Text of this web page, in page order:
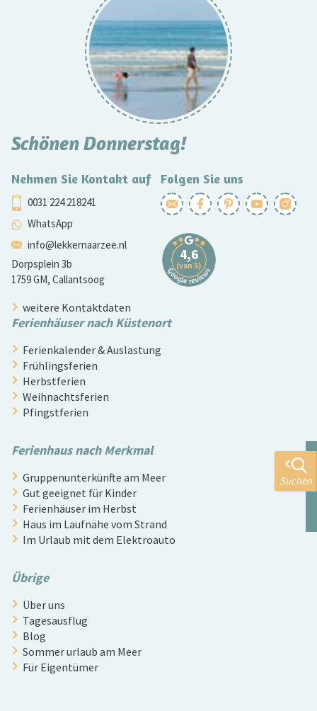
Schönen Donnerstag!
Nehmen Sie Kontakt auf
0031 224 218241
WhatsApp
info@lekkernaarzee.nl
Dorpsplein 3b
1759 GM, Callantsoog
Folgen Sie uns
weitere Kontaktdaten
Ferienhäuser nach Küstenort
Ferienkalender & Auslastung
Frühlingsferien
Herbstferien
Weihnachtsferien
Pfingstferien
Ferienhaus nach Merkmal
Gruppenunterkünfte am Meer
Gut geeignet für Kinder
Ferienhäuser im Herbst
Haus im Laufnähe vom Strand
Im Urlaub mit dem Elektroauto
Übrige
Über uns
Tagesausflug
Blog
Sommer urlaub am Meer
Für Eigentümer
Suchen